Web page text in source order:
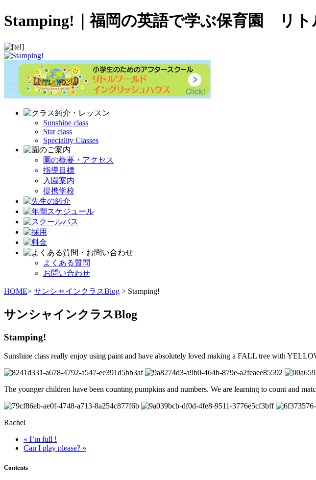
Stamping!｜福岡の英語で学ぶ保育園 リ
Sunshine class
Star class
Speciality Classes
園の概要・アクセス
指導目標
入園案内
提携学校
よくある質問
お問い合わせ
HOME> サンシャインクラスBlog > Stamping!
サンシャインクラスBlog
Stamping!
Sunshine class really enjoy using paint and have absolutely loved making a FALL tree with
The younger children have been counting pumpkins and numbers. We are learning to count and
Rachel
« I’m full !
Can I play please? »
Contents